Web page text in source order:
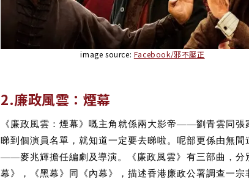
image source: Facebook/邪不壓正
2.廉政風雲：煙幕
《廉政風雲：煙幕》嘅主角就係兩大影帝——劉青雲同張
睇到個演員名單，就知道一定要去睇啦。呢部更係由無間
——麥兆輝擔任編劇及導演。《 廉政風雲》有三部曲，分
幕》，《黑幕》同《內幕》，描述香港廉政公署調查一宗